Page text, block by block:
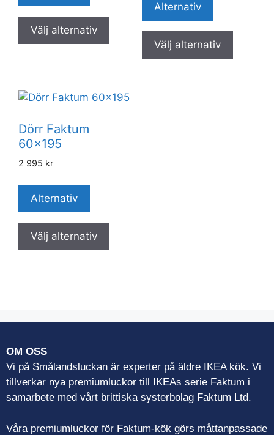
Välj alternativ
Alternativ
Välj alternativ
Dörr Faktum
60×195
2 995 kr
Alternativ
Välj alternativ
OM OSS
Vi på Smålandsluckan är experter på äldre IKEA kök. Vi
tillverkar nya premiumluckor till IKEAs serie Faktum i
samarbete med vårt brittiska systerbolag Faktum Ltd.
Våra premiumluckor för Faktum-kök görs måttanpassade